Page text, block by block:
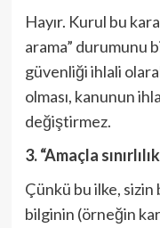
Hayır. Kurul bu
arama” durumunu
güvenliği ihlali
olması, kanunun
değiştirmez.
3. “Amaçla
Çünkü bu ilke,
bilginin (örneğin